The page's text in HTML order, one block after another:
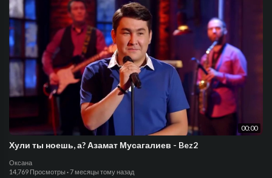
00:00
Хули ты ноешь, а? Азамат Мусагалиев - Bez2
Оксана
14,769 Просмотры ·7 месяцы тому назад